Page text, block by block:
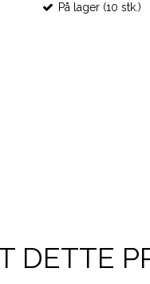
På lager (10 stk.)
DETTE